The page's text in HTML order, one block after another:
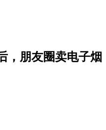
，朋友圈卖电子烟